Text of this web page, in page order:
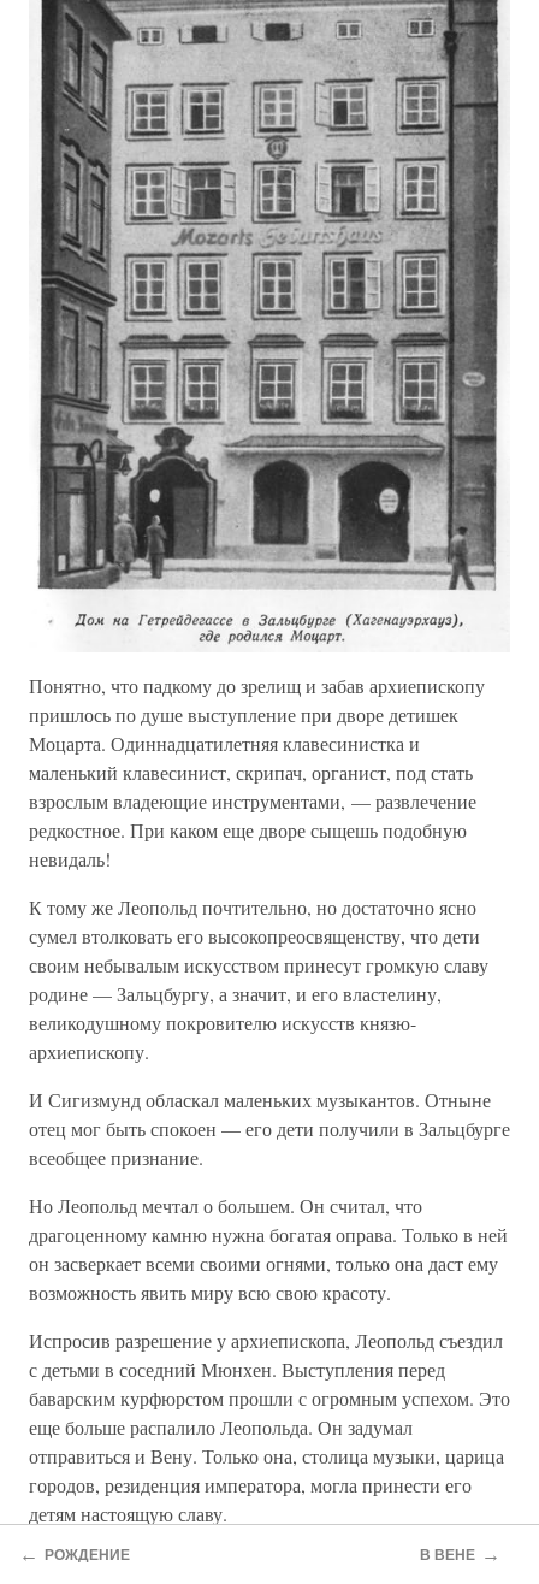
Понятно, что падкому до зрелищ и забав архиепископу
пришлось по душе выступление при дворе детишек
Моцарта. Одиннадцатилетняя клавесинистка и
маленький клавесинист, скрипач, органист, под стать
взрослым владеющие инструментами, — развлечение
редкостное. При каком еще дворе сыщешь подобную
невидаль!
К тому же Леопольд почтительно, но достаточно ясно
сумел втолковать его высокопреосвященству, что дети
своим небывалым искусством принесут громкую славу
родине — Зальцбургу, а значит, и его властелину,
великодушному покровителю искусств князю-
архиепископу.
И Сигизмунд обласкал маленьких музыкантов. Отныне
отец мог быть спокоен — его дети получили в Зальцбурге
всеобщее признание.
Но Леопольд мечтал о большем. Он считал, что
драгоценному камню нужна богатая оправа. Только в ней
он засверкает всеми своими огнями, только она даст ему
возможность явить миру всю свою красоту.
Испросив разрешение у архиепископа, Леопольд съездил
с детьми в соседний Мюнхен. Выступления перед
баварским курфюрстом прошли с огромным успехом. Это
еще больше распалило Леопольда. Он задумал
отправиться и Вену. Только она, столица музыки, царица
городов, резиденция императора, могла принести его
детям настоящую славу.
Однако для поездки в Вену нужны были деньги, и
← РОЖДЕНИЕ В ВЕНЕ →